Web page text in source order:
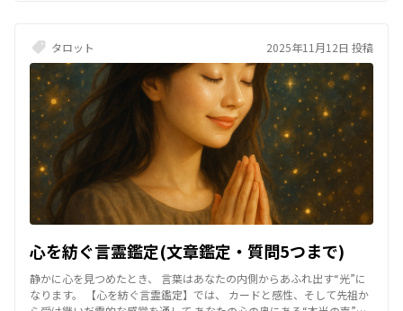
タロット 2025年11月12日 投稿
心を紡ぐ言霊鑑定(文章鑑定・質問5つまで)
静かに心を見つめたとき、 言葉はあなたの内側からあふれ出す“光”に
なります。 【心を紡ぐ言霊鑑定】では、 カードと感性、そして先祖か